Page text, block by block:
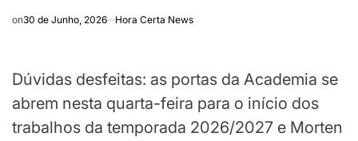
on30 de Junho, 2026 Hora Certa News
Dúvidas desfeitas: as portas da Academia se
abrem nesta quarta-feira para o início dos
trabalhos da temporada 2026/2027 e Morten